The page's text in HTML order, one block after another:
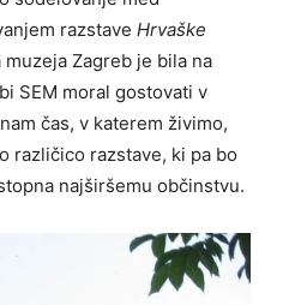
razstave Hrvaške
Zagreb je bila na
SEM moral gostovati v
čas, v katerem živimo,
različico razstave, ki pa bo
najširšemu občinstvu.